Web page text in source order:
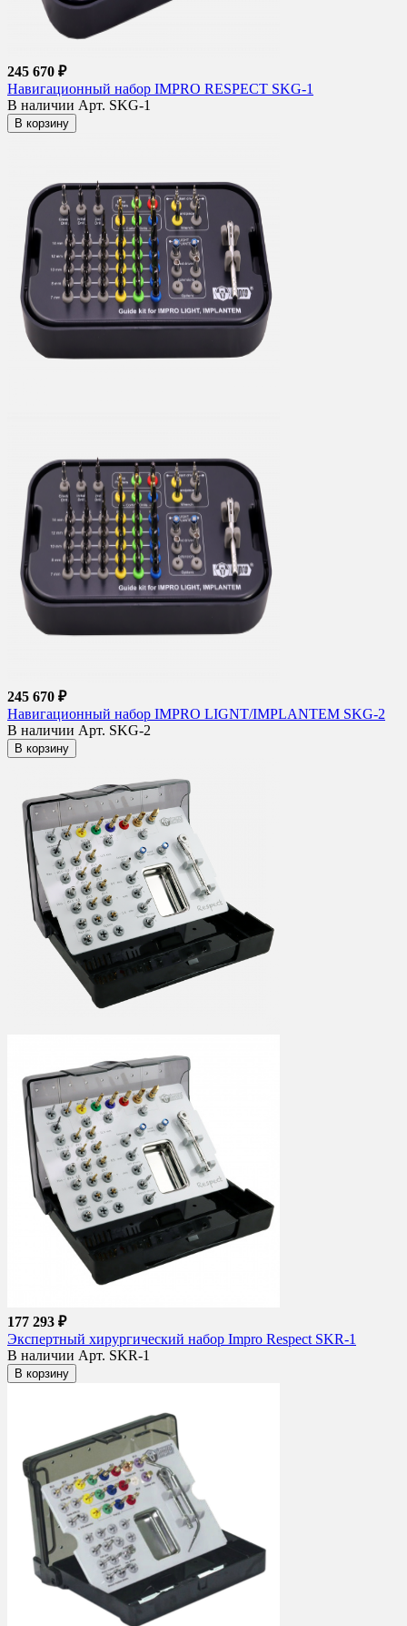
245 670 ₽
Навигационный набор IMPRO RESPECT SKG-1
В наличии Арт. SKG-1
В корзину
245 670 ₽
Навигационный набор IMPRO LIGNT/IMPLANTEM SKG-2
В наличии Арт. SKG-2
В корзину
177 293 ₽
Экспертный хирургический набор Impro Respect SKR-1
В наличии Арт. SKR-1
В корзину